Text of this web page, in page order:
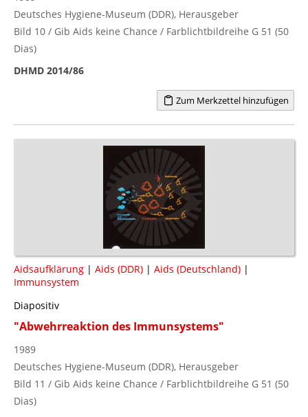
Deutsches Hygiene-Museum (DDR), Herausgeber
Bild 10 / Gib Aids keine Chance / Farblichtbildreihe G 51 (50
Dias)
DHMD 2014/86
Zum Merkzettel hinzufügen
Aidsaufklärung | Aids (DDR) | Aids (Deutschland) |
Immunsystem
Diapositiv
"Abwehrreaktion des Immunsystems"
1989
Deutsches Hygiene-Museum (DDR), Herausgeber
Bild 11 / Gib Aids keine Chance / Farblichtbildreihe G 51 (50
Dias)